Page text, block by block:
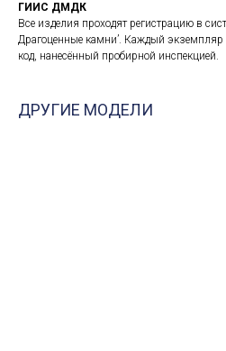
ГИИС ДМДК
Все изделия проходят регистрацию в
Драгоценные камни’. Каждый
код, нанесённый пробирной инспекцией.
ДРУГИЕ МОДЕЛИ